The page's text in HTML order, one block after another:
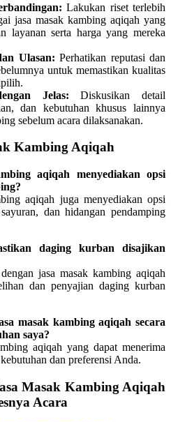
Lakukan riset terlebih
jasa masak kambing aqiqah yang
layanan serta harga yang mereka
Ulasan: Perhatikan reputasi dan
untuk memastikan kualitas
Jelas: Diskusikan detail
dan kebutuhan khusus lainnya
sebelum acara dilaksanakan.
Kambing Aqiqah
aqiqah menyediakan opsi
aqiqah juga menyediakan opsi
dan hidangan pendamping
daging kurban disajikan
jasa masak kambing aqiqah
dan penyajian daging kurban
masak kambing aqiqah secara
saya?
aqiqah yang dapat menerima
dan preferensi Anda.
Masak Kambing Aqiqah
Acara